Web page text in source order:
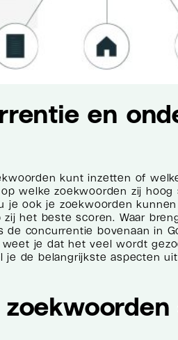
en
kunt inzetten of
welke zoekwoorden zij
je ook je zoekwoorden
het beste scoren. Waar
de concurrentie bovenaan in
je dat het veel wordt
je de belangrijkste aspecten